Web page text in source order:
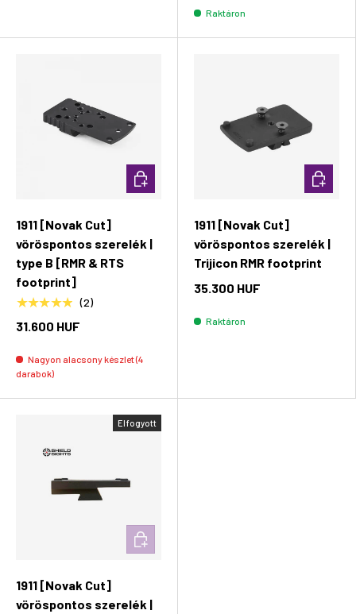
Raktáron
1911 [Novak Cut]
vöröspontos szerelék |
type B [RMR & RTS
footprint]
★★★★★ (2)
31.600 HUF
Nagyon alacsony készlet (4
darabok)
Kosárba rakás
1911 [Novak Cut]
vöröspontos szerelék |
Trijicon RMR footprint
35.300 HUF
Raktáron
Elfogyott
1911 [Novak Cut]
vöröspontos szerelék |
Kosárba rakás